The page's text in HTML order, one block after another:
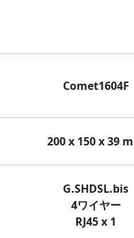
Comet1604F
200 x 150 x 39
G.SHDSL.bis
4ワイヤー
RJ45 x 1